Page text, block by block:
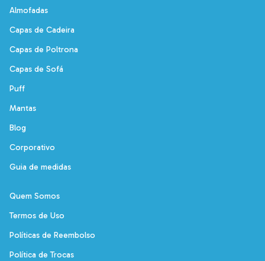
Almofadas
Capas de Cadeira
Capas de Poltrona
Capas de Sofá
Puff
Mantas
Blog
Corporativo
Guia de medidas
Quem Somos
Termos de Uso
Políticas de Reembolso
Política de Trocas